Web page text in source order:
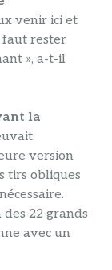
venir ici et
faut rester
», a-t-il
la
version
tirs obliques
22 grands
avec un